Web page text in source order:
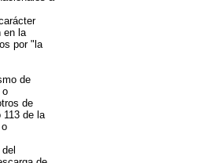
en la
por "la
de
o
de
de la